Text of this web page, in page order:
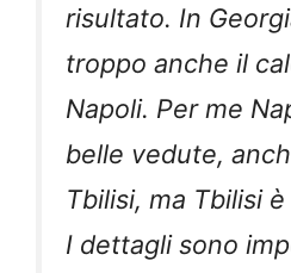
risultato. In
troppo anche il
Napoli. Per me
belle vedute,
Tbilisi, ma Tbilisi
I dettagli sono